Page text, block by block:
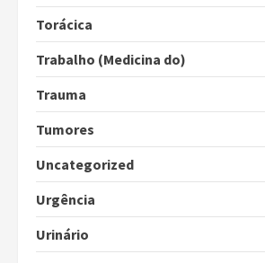
Torácica
Trabalho (Medicina do)
Trauma
Tumores
Uncategorized
Urgência
Urinário